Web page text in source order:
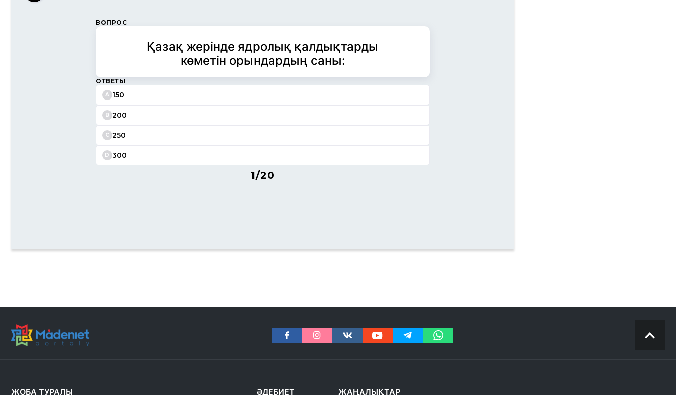
ВОПРОС
Қазақ жерінде ядролық қалдықтарды
көметін орындардың саны:
ОТВЕТЫ
A 150
B 200
C 250
D 300
1/20
ЖОБА ТУРАЛЫ ӘДЕБИЕТ ЖАҢАЛЫҚТАР